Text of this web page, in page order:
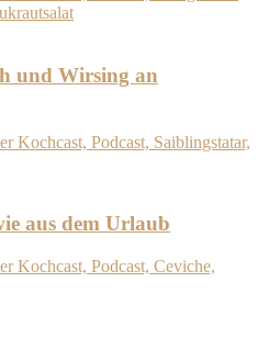
und Wirsing an
aus dem Urlaub